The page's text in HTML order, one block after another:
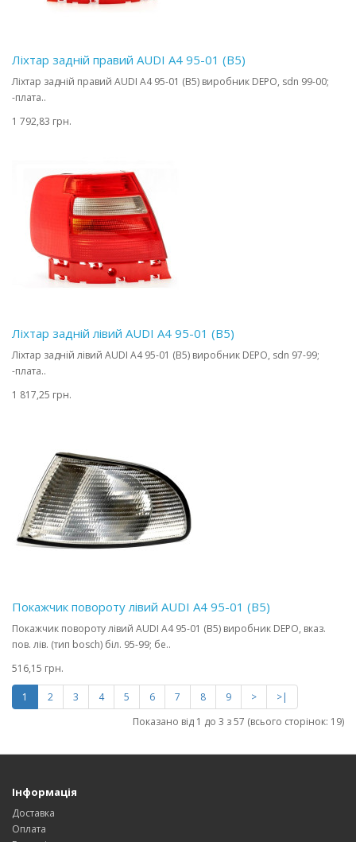
Ліхтар задній правий AUDI A4 95-01 (B5)
Ліхтар задній правий AUDI A4 95-01 (B5) виробник DEPO, sdn 99-00;
-плата..
1 792,83 грн.
Ліхтар задній лівий AUDI A4 95-01 (B5)
Ліхтар задній лівий AUDI A4 95-01 (B5) виробник DEPO, sdn 97-99;
-плата..
1 817,25 грн.
Покажчик повороту лівий AUDI A4 95-01 (B5)
Покажчик повороту лівий AUDI A4 95-01 (B5) виробник DEPO, вказ.
пов. лів. (тип bosch) біл. 95-99; бе..
516,15 грн.
1 2 3 4 5 6 7 8 9 >
>|
Показано від 1 до 3 з 57 (всього сторінок: 19)
Інформація
Доставка
Оплата